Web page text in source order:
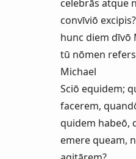
celebrās atque
convīviō
hunc diem dīvō
tū nōmen
Michael
Sciō equidem;
facerem,
quidem habeō,
emere queam,